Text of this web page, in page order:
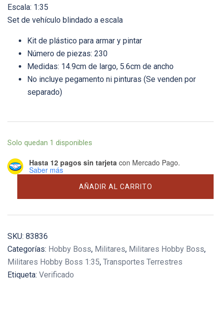
Escala: 1:35
Set de vehículo blindado a escala
Kit de plástico para armar y pintar
Número de piezas: 230
Medidas: 14.9cm de largo, 5.6cm de ancho
No incluye pegamento ni pinturas (Se venden por
separado)
Solo quedan 1 disponibles
Hasta 12 pagos sin tarjeta con Mercado Pago.
Saber más
Cargo
Truck
cantidad
AÑADIR AL CARRITO
SKU: 83836
Categorías: Hobby Boss, Militares, Militares Hobby Boss,
Militares Hobby Boss 1:35, Transportes Terrestres
Etiqueta: Verificado